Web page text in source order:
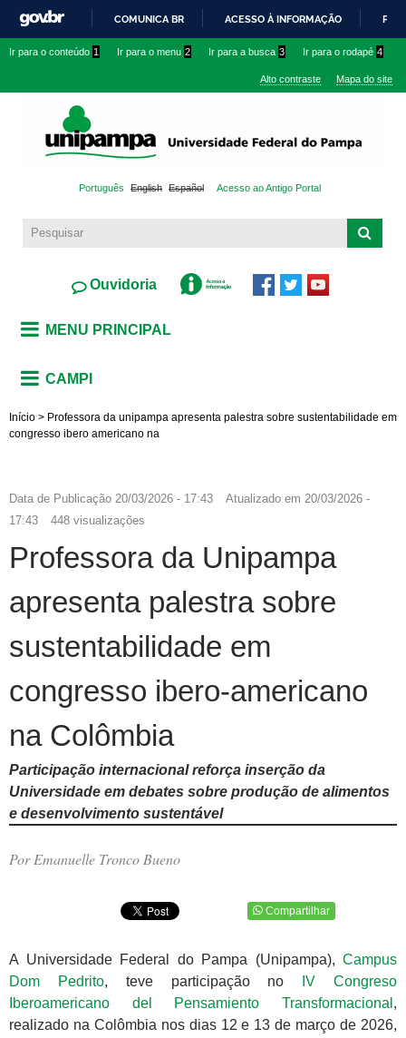
conteúdo
IR
O
COMUNICA BR ACESSO À INFORMAÇÃO
Ir para o conteúdo 1 Ir para o menu 2 Ir para a busca 3 Ir para o rodapé 4
Alto contraste Mapa do site
Português English Español Acesso ao Antigo Portal
Ouvidoria
MENU PRINCIPAL
CAMPI
Início > Professora da unipampa apresenta palestra sobre sustentabilidade em
congresso ibero americano na
Data de Publicação 20/03/2026 - 17:43 Atualizado em 20/03/2026 -
17:43
448 visualizações
Professora da Unipampa
apresenta palestra sobre
sustentabilidade em
congresso ibero-americano
na Colômbia
Participação internacional reforça inserção da
Universidade em debates sobre produção de alimentos
e desenvolvimento sustentável
Por Emanuelle Tronco Bueno
Compartilhar
A Universidade Federal do Pampa (Unipampa), Campus
Dom Pedrito, teve participação no
IV Congreso
Iberoamericano del Pensamiento Transformacional ,
realizado na Colômbia nos dias 12 e 13 de março de 2026,